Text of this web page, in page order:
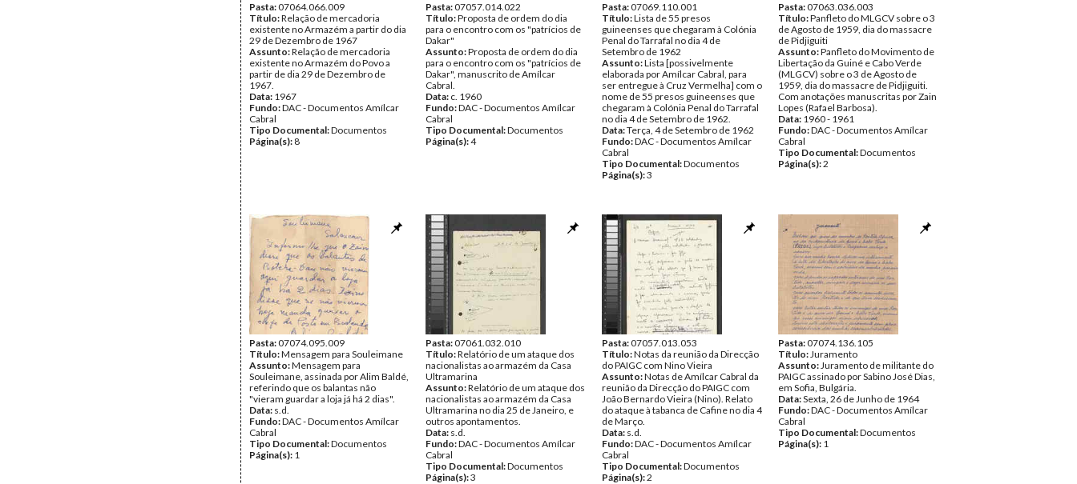
Pasta:07064.066.009
Título:Relação de mercadoria
existente no Armazém a partir do dia
29 de Dezembro de 1967
Assunto:Relação de mercadoria
existente no Armazém do Povo a
partir de dia 29 de Dezembro de
1967.
Data: 1967
Fundo:DAC - Documentos Amílcar
Cabral
Tipo Documental:Documentos
Página(s): 8
Pasta:07057.014.022
Título:Proposta de ordem do dia
para o encontro com os "patrícios de
Dakar"
Assunto:Proposta de ordem do dia
para o encontro com os "patrícios de
Dakar", manuscrito de Amílcar
Cabral.
Data: c. 1960
Fundo:DAC - Documentos Amílcar
Cabral
Tipo Documental:Documentos
Página(s):4
Pasta:07069.110.001
Título:Lista de 55 presos
guineenses que chegaram à Colónia
Penal do Tarrafal no dia 4 de
Setembro de 1962
Assunto:Lista [possivelmente
elaborada por Amílcar Cabral, para
ser entregue à Cruz Vermelha] com o
nome de 55 presos guineenses que
chegaram à Colónia Penal do Tarrafal
no dia 4 de Setembro de 1962.
Data:Terça, 4 de Setembro de 1962
Fundo:DAC - Documentos Amílcar
Cabral
Tipo Documental:Documentos
Página(s):3
Pasta:07063.036.003
Título:Panfleto do MLGCV sobre o 3
de Agosto de 1959, dia do massacre
de Pidjiguiti
Assunto:Panfleto do Movimento de
Libertação da Guiné e Cabo Verde
(MLGCV) sobre o 3 de Agosto de
1959, dia do massacre de Pidjiguiti.
Com anotações manuscritas por Zain
Lopes (Rafael Barbosa).
Data: 1960 - 1961
Fundo:DAC - Documentos Amílcar
Cabral
Tipo Documental:Documentos
Página(s):2
Pasta:07074.095.009
Título:Mensagem para Souleimane
Assunto:Mensagem para
Souleimane, assinada por Alim Baldé,
referindo que os balantas não
"vieram guardar a loja já há 2 dias".
Data: s.d.
Fundo:DAC - Documentos Amílcar
Cabral
Tipo Documental:Documentos
Página(s): 1
Pasta:07061.032.010
Título:Relatório de um ataque dos
nacionalistas ao armazém da Casa
Ultramarina
Assunto:Relatório de um ataque dos
nacionalistas ao armazém da Casa
Ultramarina no dia 25 de Janeiro, e
outros apontamentos.
Data: s.d.
Fundo:DAC - Documentos Amílcar
Cabral
Tipo Documental:Documentos
Página(s):3
Pasta:07057.013.053
Título:Notas da reunião da Direcção
do PAIGC com Nino Vieira
Assunto:Notas de Amílcar Cabral da
reunião da Direcção do PAIGC com
João Bernardo Vieira (Nino). Relato
do ataque à tabanca de Cafine no dia 4
de Março.
Data: s.d.
Fundo:DAC - Documentos Amílcar
Cabral
Tipo Documental:Documentos
Página(s):2
Pasta:07074.136.105
Título:Juramento
Assunto:Juramento de militante do
PAIGC assinado por Sabino José Dias,
em Sofia, Bulgária.
Data:Sexta, 26 de Junho de 1964
Fundo:DAC - Documentos Amílcar
Cabral
Tipo Documental:Documentos
Página(s): 1